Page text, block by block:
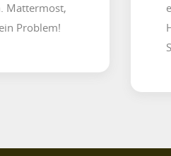
Mattermost,
Problem!